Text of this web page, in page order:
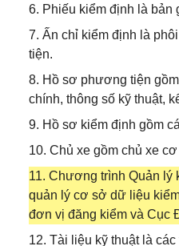
6. Phiếu kiểm định là bản
7. Ấn chỉ kiểm định là
tiện.
8. Hồ sơ phương tiện
chính, thông số kỹ thuật,
9. Hồ sơ kiểm định gồm
10. Chủ xe gồm chủ xe
11. Chương trình Quản lý
quản lý cơ sở dữ liệu
đơn vị đăng kiểm và Cục
12. Tài liệu kỹ thuật là